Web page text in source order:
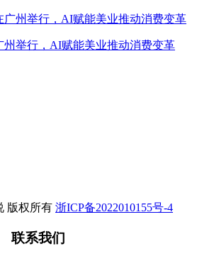
州举行，AI赋能美业推动消费变革
版权所有 浙ICP备2022010155号-4
联系我们